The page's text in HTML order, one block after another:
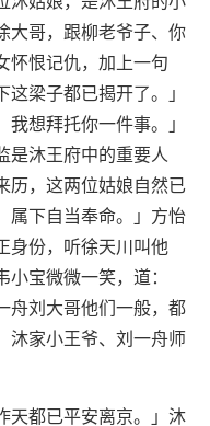
大哥，跟柳老爷子、你
怀恨记仇，加上一句
梁子都已揭开了。」
想拜托你一件事。」
是沐王府中的重要人
历，这两位姑娘自然已
属下自当奉命。」方怡
身份，听徐天川叫他
小宝微微一笑，道：
舟刘大哥他们一般，都
沐家小王爷、刘一舟师
天都已平安离京。」沐